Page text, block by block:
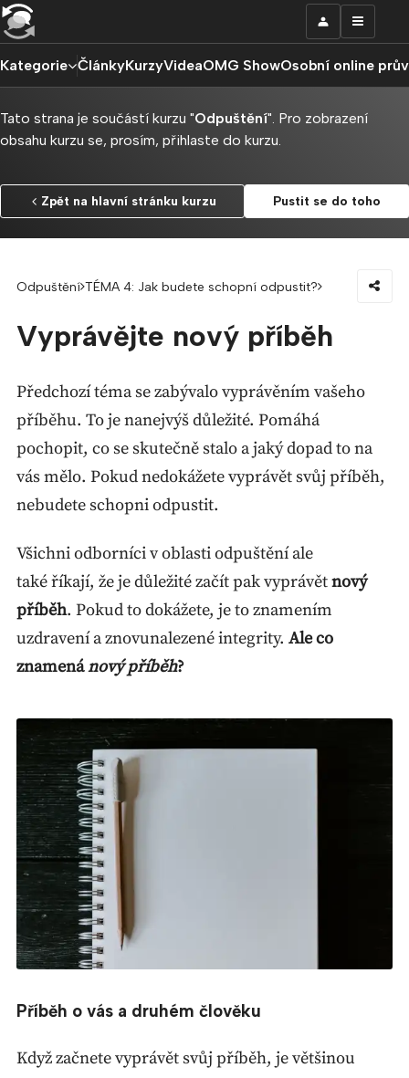
Kategorie ČlánkyKurzyVideaOMG ShowOsobní online
Tato strana je součástí kurzu "Odpuštění". Pro zobrazení
obsahu kurzu se, prosím, přihlaste do kurzu.
Zpět na hlavní stránku kurzu Pustit se do toho
Odpuštění TÉMA 4: Jak budete schopní odpustit?
Vyprávějte nový příběh
Předchozí téma se zabývalo vyprávěním vašeho
příběhu. To je nanejvýš důležité. Pomáhá
pochopit, co se skutečně stalo a jaký dopad to na
vás mělo. Pokud nedokážete vyprávět svůj příběh,
nebudete schopni odpustit.
Všichni odborníci v oblasti odpuštění ale
také říkají, že je důležité začít pak vyprávětnový
příběh. Pokud to dokážete, je to znamením
uzdravení a znovunalezené integrity. Ale co
znamenánový příběh?
Příběh o vás a druhém člověku
Když začnete vyprávět svůj příběh, je většinou